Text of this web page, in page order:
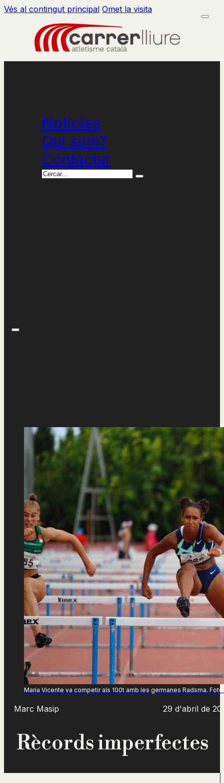
Vés al contingut principal Omet la visita
Notícies
Qui som?
Contactar
Cercar
Marc Masip 29 d'abril de
Rècords imperfectes
Maria Vicente va competir als 100t amb les germanes Radsma.